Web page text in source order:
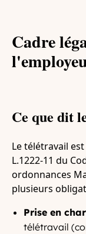
Cadre
Ce que dit
Le télétravail
L.1222-11 du
ordonnances
plusieurs
Prise en
télétravail